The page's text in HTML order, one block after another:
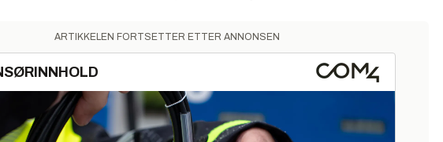
ARTIKKELEN FORTSETTER ETTER ANNONSEN